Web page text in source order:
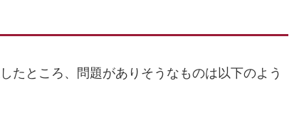
たところ、問題がありそうなものは以下のよう